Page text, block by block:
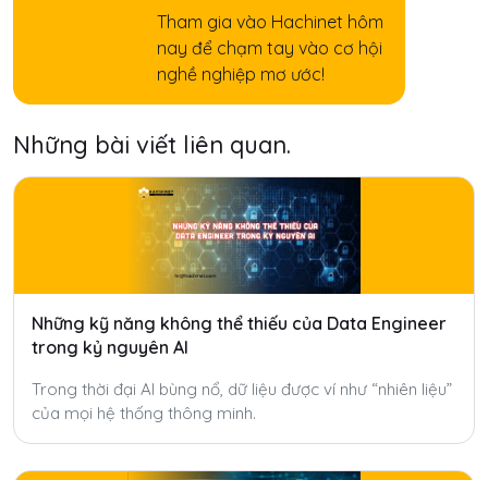
Tham gia vào Hachinet hôm
nay để chạm tay vào cơ hội
nghề nghiệp mơ ước!
Những bài viết liên quan.
Những kỹ năng không thể thiếu của Data Engineer
trong kỷ nguyên AI
Trong thời đại AI bùng nổ, dữ liệu được ví như “nhiên liệu”
của mọi hệ thống thông minh.